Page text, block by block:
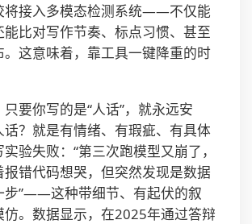
将接入多模态检测系统——不仅能
能比对写作节奏、标点习惯、甚至
这意味着，靠工具一键降重的时
要你写的是“人话”，就永远安
？就是有情绪、有瑕疵、有具体
验失败：“第三次跑模型又崩了，
报错代码想哭，但突然发现是数据
步”——这种带细节、有起伏的叙
。数据显示，在2025年通过答辩